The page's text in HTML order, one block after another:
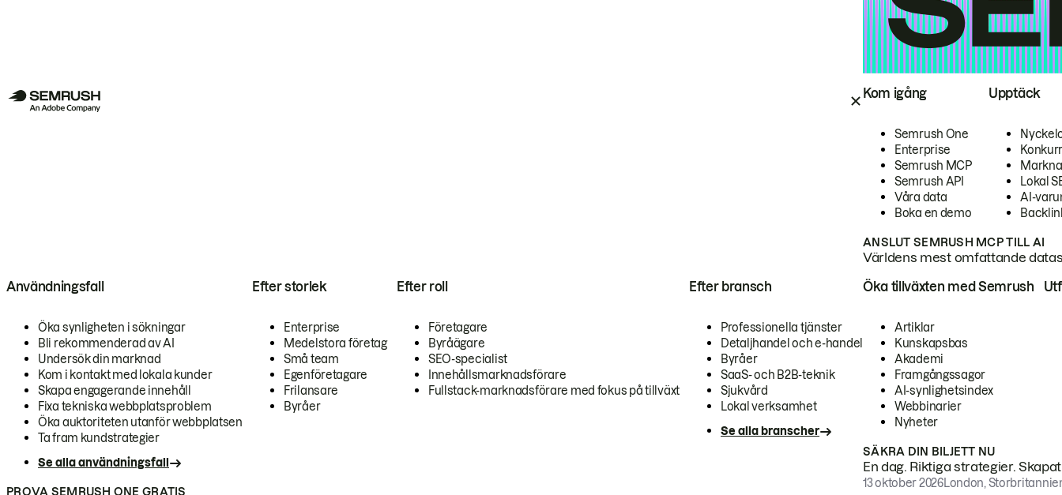
Kom igång
Semrush One
Enterprise
Semrush MCP
Semrush API
Våra data
Boka en demo
Upptäck
Lokal
AI-
ANSLUT SEMRUSH MCP TILL AI
Världens mest omfattande
Användningsfall
Öka synligheten i sökningar
Bli rekommenderad av AI
Undersök din marknad
Kom i kontakt med lokala kunder
Skapa engagerande innehåll
Fixa tekniska webbplatsproblem
Öka auktoriteten utanför webbplatsen
Ta fram kundstrategier
Se alla användningsfall
Efter storlek
Enterprise
Medelstora företag
Små team
Egenföretagare
Frilansare
Byråer
Efter roll
Företagare
Byråägare
SEO-specialist
Innehållsmarknadsförare
Fullstack-marknadsförare med fokus på tillväxt
Efter bransch
Professionella tjänster
Detaljhandel och e-handel
Byråer
SaaS- och B2B-teknik
Sjukvård
Lokal verksamhet
Se alla branscher
PROVA SEMRUSH ONE GRATIS
Öka tillväxten med Semrush
Artiklar
Kunskapsbas
Akademi
Framgångssagor
AI-synlighetsindex
Webbinarier
Nyheter
SÄKRA DIN BILJETT NU
En dag. Riktiga strategier.
13 oktober 2026London,